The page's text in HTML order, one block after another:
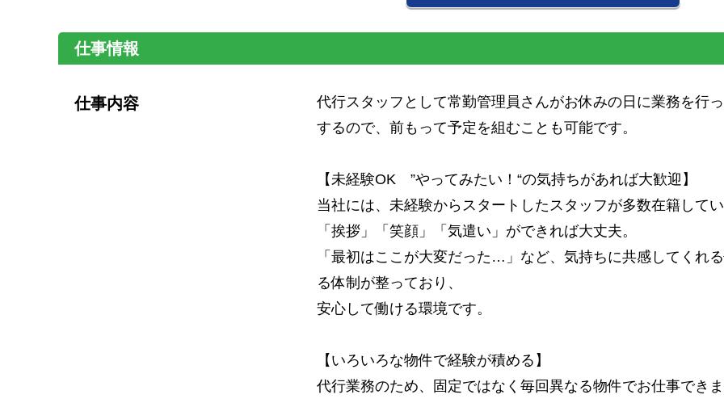
仕事情報
仕事内容
代行スタッフとして常勤管理員さんがお休みの日に業務を行
するので、前もって予定を組むことも可能です。
【未経験OK ”やってみたい！“の気持ちがあれば大歓迎】
当社には、未経験からスタートしたスタッフが多数在籍して
「挨拶」「笑顔」「気遣い」ができれば大丈夫。
「最初はここが大変だった…」など、気持ちに共感してくれ
る体制が整っており、
安心して働ける環境です。
【いろいろな物件で経験が積める】
代行業務のため、固定ではなく毎回異なる物件でお仕事でき